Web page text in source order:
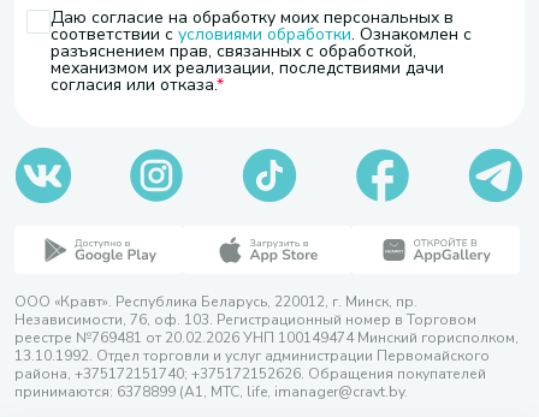
Даю согласие на обработку моих персональных в
соответствии с условиями обработки. Ознакомлен с
разъяснением прав, связанных с обработкой,
механизмом их реализации, последствиями дачи
согласия или отказа.
ООО «Кравт». Республика Беларусь, 220012, г. Минск, пр.
Независимости, 76, оф. 103. Регистрационный номер в Торговом
реестре №769481 от 20.02.2026 УНП 100149474 Минский горисполком,
13.10.1992. Отдел торговли и услуг администрации Первомайского
района, +375172151740; +375172152626. Обращения покупателей
принимаются: 6378899 (А1, МТС, life, imanager@cravt.by.